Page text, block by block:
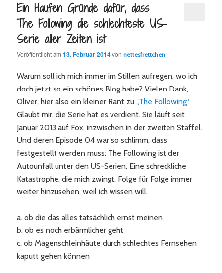
Ein Haufen Gründe dafür, dass
The Following die schlechteste US-
Serie aller Zeiten ist
Veröffentlicht am13. Februar 2014vonnettesfrettchen
Warum soll ich mich immer im Stillen aufregen, wo ich
doch jetzt so ein schönes Blog habe? Vielen Dank,
Oliver, hier also ein kleiner Rant zu„The Following“.
Glaubt mir, die Serie hat es verdient. Sie läuft seit
Januar 2013 auf Fox, inzwischen in der zweiten Staffel.
Und deren Episode 04 war so schlimm, dass
festgestellt werden muss: The Following ist der
Autounfall unter den US-Serien. Eine schreckliche
Katastrophe, die mich zwingt, Folge für Folge immer
weiter hinzusehen, weil ich wissen will,
a. ob die das alles tatsächlich ernst meinen
b. ob es noch erbärmlicher geht
c. ob Magenschleinhäute durch schlechtes Fernsehen
kaputt gehen können